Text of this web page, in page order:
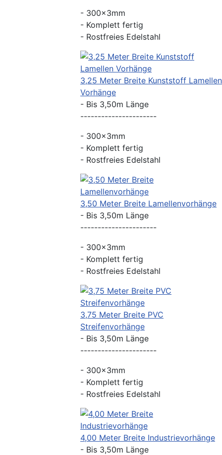
- 300x3mm
- Komplett fertig
- Rostfreies Edelstahl
3,25 Meter Breite Kunststoff Lamellen
Vorhänge
- Bis 3,50m Länge
----------------------
- 300x3mm
- Komplett fertig
- Rostfreies Edelstahl
3,50 Meter Breite Lamellenvorhänge
- Bis 3,50m Länge
----------------------
- 300x3mm
- Komplett fertig
- Rostfreies Edelstahl
3,75 Meter Breite PVC
Streifenvorhänge
- Bis 3,50m Länge
----------------------
- 300x3mm
- Komplett fertig
- Rostfreies Edelstahl
4,00 Meter Breite Industrievorhänge
- Bis 3,50m Länge